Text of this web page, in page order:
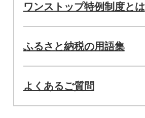
ワンストップ特例制度とは
ふるさと納税の用語集
よくあるご質問